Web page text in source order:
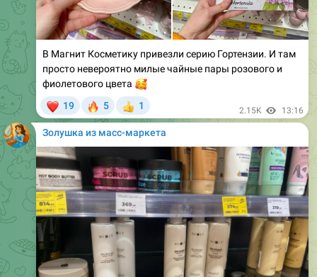
В Магнит Косметику привезли серию Гортензии. И там
просто невероятно милые чайные пары розового и
фиолетового цвета
🥰
19 5
👍
1
Золушка из масс-маркета